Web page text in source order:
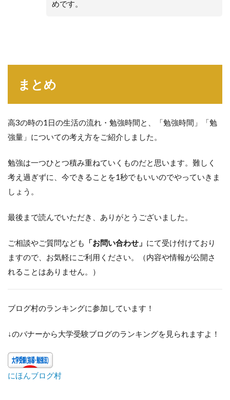
めです。
まとめ
高3の時の1日の生活の流れ・勉強時間と、「勉強時間」「勉
強量」についての考え方をご紹介しました。
勉強は一つひとつ積み重ねていくものだと思います。難しく
考え過ぎずに、今できることを1秒でもいいのでやっていきま
しょう。
最後まで読んでいただき、ありがとうございました。
ご相談やご質問なども 「お問い合わせ」 にて受け付けており
ますので、お気軽にご利用ください。（内容や情報が公開さ
れることはありません。）
ブログ村のランキングに参加しています！
↓のバナーから大学受験ブログのランキングを見られますよ！
にほんブログ村